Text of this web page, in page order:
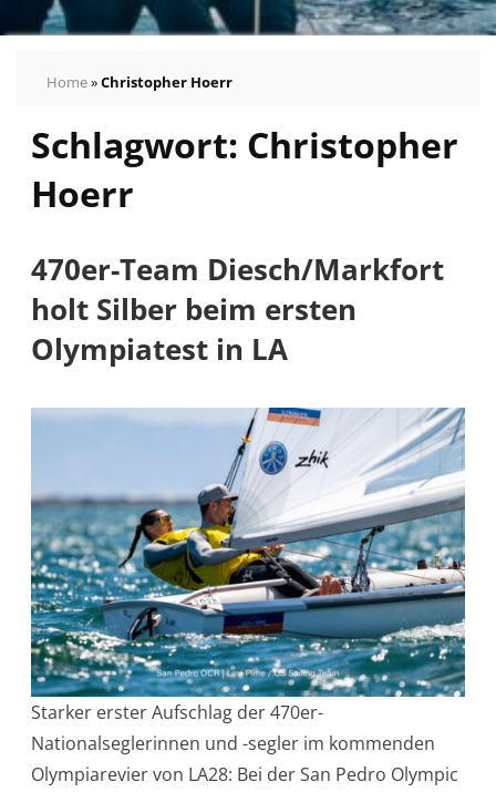
Home»Christopher Hoerr
Schlagwort: Christopher
Hoerr
470er-Team Diesch/Markfort
holt Silber beim ersten
Olympiatest in LA
Starker erster Aufschlag der 470er-
Nationalseglerinnen und -segler im kommenden
Olympiarevier von LA28: Bei der San Pedro Olympic